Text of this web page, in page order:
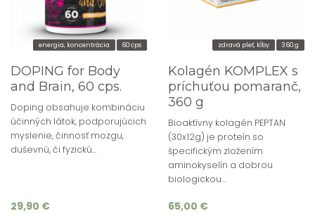
energia, koncentrácia 60 cps
DOPING for Body
and Brain, 60 cps.
Doping obsahuje kombináciu
účinných látok, podporujúcich
myslenie, činnosť mozgu,
duševnú, či fyzickú...
29,90 €
zdravá pleť, kĺby 360 g
Kolagén KOMPLEX s
príchuťou pomaranč,
360 g
Bioaktívny kolagén PEPTAN
(30x12g) je proteín so
špecifickým zložením
aminokyselín a dobrou
biologickou...
65,00 €